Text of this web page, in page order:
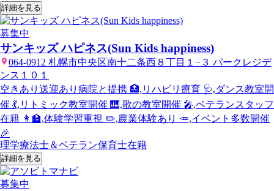
詳細を見る
募集中
サンキッズ ハピネス(Sun Kids happiness)
064-0912 札幌市中央区南十二条西８丁目１−３ パークレジデ
ンス１０１
空きあり 送迎あり 病院と提携 🏥,リハビリ療育 🩺,ダンス教室開
催 💃,リトミック教室開催 🎹,歌の教室開催 🎤,ベテランスタッフ
在籍 👩‍🏫,体験学習重視 ✏️,農業体験あり 🥕,イベント多数開催
🎉
理学療法士＆ベテラン保育士在籍
詳細を見る
募集中